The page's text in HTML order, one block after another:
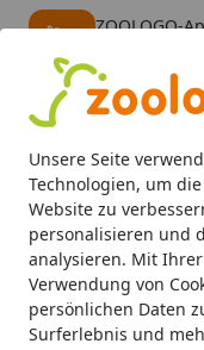
Unsere Seite
Technologien, um
Website zu
personalisieren und
analysieren. Mit
Verwendung von
persönlichen Daten
Surferlebnis und
ZOOLOGO-
Alle Produkte
Mein Konto
Suchen
Startseite
Katze
Cat's Love